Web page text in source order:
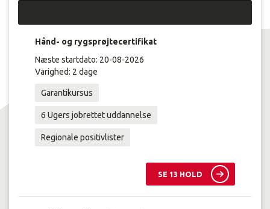
Hånd- og rygsprøjtecertifikat
Garantikursus
6 Ugers jobrettet uddannelse
Regionale positivlister
SE 13 HOLD
Næste startdato: 20-08-2026
Varighed: 2 dage